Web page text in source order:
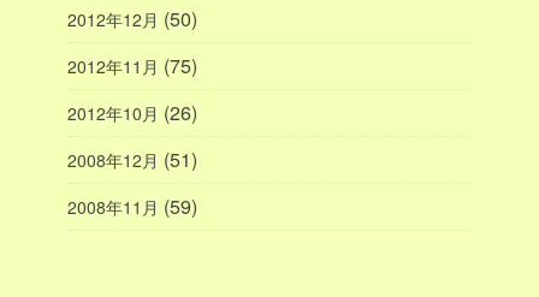
2012年12月 (50)
2012年11月 (75)
2012年10月 (26)
2008年12月 (51)
2008年11月 (59)